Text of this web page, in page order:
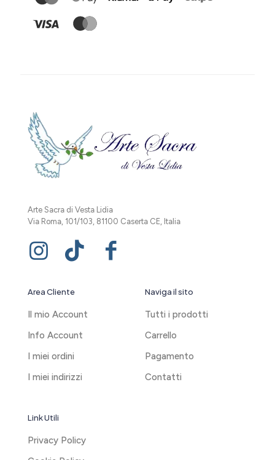
Arte Sacra di Vesta Lidia
Via Roma, 101/103, 81100 Caserta CE, Italia
Area Cliente
Il mio Account
Info Account
I miei ordini
I miei indirizzi
Naviga il sito
Tutti i prodotti
Carrello
Pagamento
Contatti
Link Utili
Privacy Policy